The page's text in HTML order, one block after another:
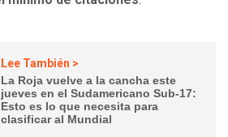
Lee También >
La Roja vuelve a la cancha este
jueves en el Sudamericano Sub-17:
Esto es lo que necesita para
clasificar al Mundial